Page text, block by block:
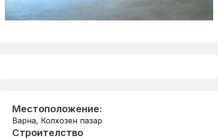
Местоположение:
Варна, Колхозен пазар
Строителство